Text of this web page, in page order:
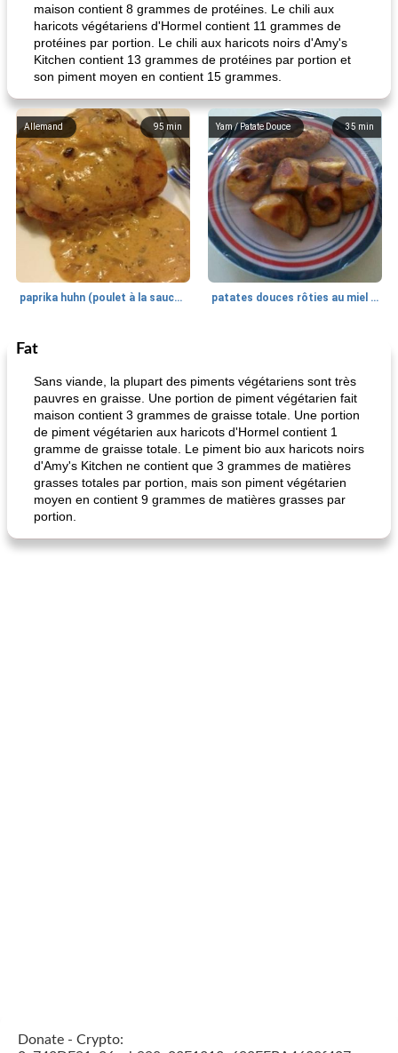
maison contient 8 grammes de protéines. Le chili aux
haricots végétariens d'Hormel contient 11 grammes de
protéines par portion. Le chili aux haricots noirs d'Amy's
Kitchen contient 13 grammes de protéines par portion et
son piment moyen en contient 15 grammes.
95 min
Allemand
paprika huhn (poulet à la sauce paprika).
35 min
Yam / Patate Douce
patates douces rôties au miel / kumara
Petit déjeuner et brunch
Fat
Sans viande, la plupart des piments végétariens sont très
pauvres en graisse. Une portion de piment végétarien fait
maison contient 3 grammes de graisse totale. Une portion
de piment végétarien aux haricots d'Hormel contient 1
gramme de graisse totale. Le piment bio aux haricots noirs
d'Amy's Kitchen ne contient que 3 grammes de matières
grasses totales par portion, mais son piment végétarien
moyen en contient 9 grammes de matières grasses par
portion.
Donate - Crypto: